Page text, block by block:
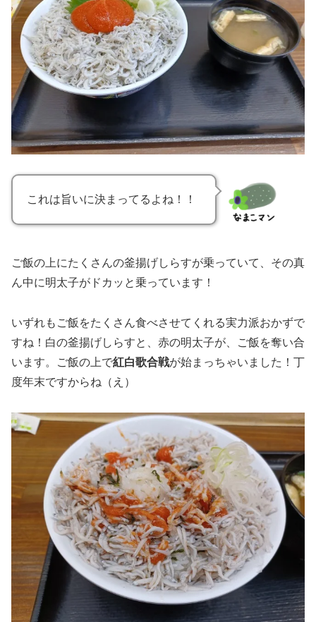
これは旨いに決まってるよね！！
ご飯の上にたくさんの釜揚げしらすが乗っていて、その真
ん中に明太子がドカッと乗っています！
いずれもご飯をたくさん食べさせてくれる実力派おかずで
すね！白の釜揚げしらすと、赤の明太子が、ご飯を奪い合
います。ご飯の上で紅白歌合戦が始まっちゃいました！丁
度年末ですからね（え）